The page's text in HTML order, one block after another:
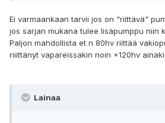
Ei varmaankaan tarvii jos on "riittävä"
jos sarjan mukana tulee lisäpumppu niin
Paljon mahdollista et n 80hv riittää
riiittänyt vapareissakin noin +120hv
Lainaa